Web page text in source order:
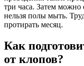
три часа. Затем можно
нельзя полы мыть.
протирать месяц.
Как
от клопов?